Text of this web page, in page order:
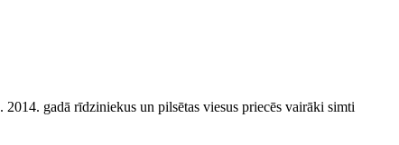
. 2014. gadā rīdziniekus un pilsētas viesus priecēs vairāki simti